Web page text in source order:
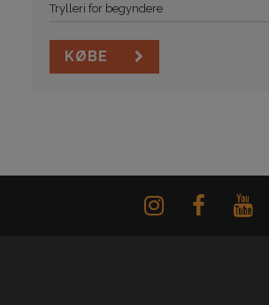
Trylleri for begyndere
KØBE